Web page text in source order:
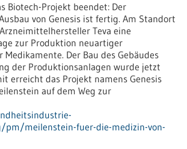
Biotech-Projekt beendet: Der
von Genesis ist fertig. Am Standort
Teva eine
zur Produktion neuartiger
Medikamente. Der Bau des Gebäudes
der Produktionsanlagen wurde jetzt
erreicht das Projekt namens Genesis
auf dem Weg zur
pm/meilenstein-fuer-die-medizin-von-